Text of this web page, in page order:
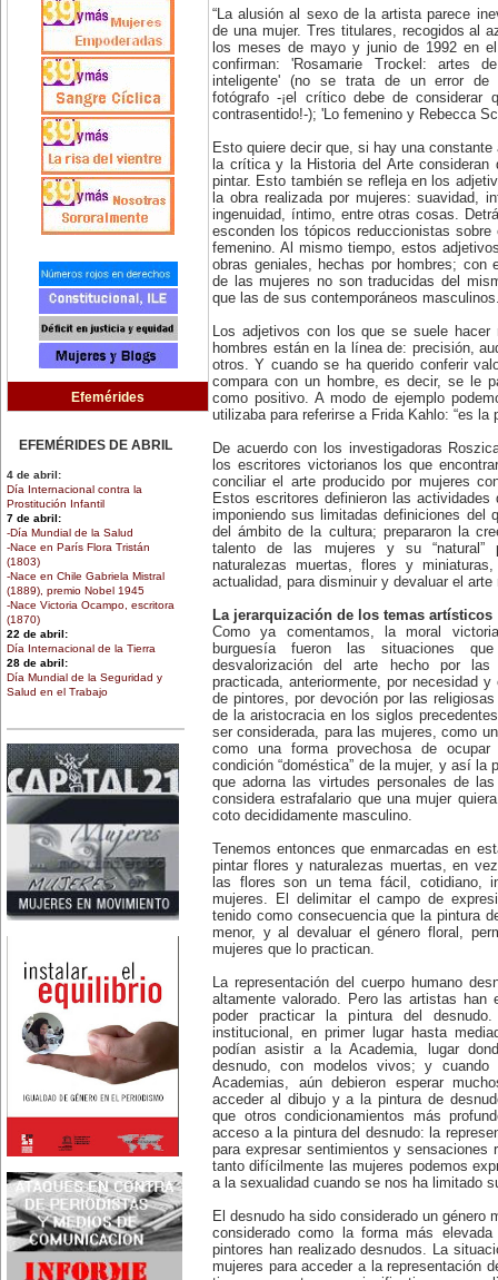
Efemérides
EFEMÉRIDES DE ABRIL
4 de abril:
Día Internacional contra la
Prostitución Infantil
7 de abril:
-Día Mundial de la Salud
-Nace en París Flora Tristán
(1803)
-Nace en Chile Gabriela Mistral
(1889), premio Nobel 1945
-Nace Victoria Ocampo, escritora
(1870)
22 de abril:
Día Internacional de la Tierra
28 de abril:
Día Mundial de la Seguridad y
Salud en el Trabajo
EFEMÉRIDES DE MARZO
1 de marzo:
Nace en Santiago, Chile, la
escritora Mercedes Valenzuela
Alvarez (1924-1993), más
conocida como Mercedes
Valdivieso. En 1961 publica 'La
Brecha', considerada como la
primera novela feminista de
Latinoamérica.
4 de marzo:
En México muere Adelina
Zendejas (1909-1993), periodista,
derechos de las mujeres.
5 de marzo:
En Dijon fallece Gabrielle Suchon
(1703), notable filósofa francesa,
autora del Tratado de la moral y
de la política (1693), la primera
obra explícitamente filosófica
escrita por una mujer en el
8 de marzo:
nace Juana Fernández Morales
(1895-1980), poeta conocida
Ibarbourou, o 'Juana de América'.
Se la considera una de las figuras
clave de la poesía
hispanoamericana
contemporánea.
14 de marzo:
Nace, en la Ciudad de México,
“La alusión al sexo de la artista parece
de una mujer. Tres titulares, recogidos al
los meses de mayo y junio de 1992 en
confirman: 'Rosamarie Trockel: artes
inteligente' (no se trata de un error de
fotógrafo -¡el crítico debe de considerar
contrasentido!-); 'Lo femenino y Rebecca
Esto quiere decir que, si hay una
la crítica y la Historia del Arte consideran
pintar. Esto también se refleja en los
la obra realizada por mujeres: suavidad,
ingenuidad, íntimo, entre otras cosas.
esconden los tópicos reduccionistas
femenino. Al mismo tiempo, estos
obras geniales, hechas por hombres; con
de las mujeres no son traducidas del
que las de sus contemporáneos
Los adjetivos con los que se suele
hombres están en la línea de: precisión,
otros. Y cuando se ha querido conferir
compara con un hombre, es decir, se le
como positivo. A modo de ejemplo
utilizaba para referirse a Frida Kahlo: “es la
De acuerdo con los investigadoras
los escritores victorianos los que
conciliar el arte producido por mujeres
Estos escritores definieron las
imponiendo sus limitadas definiciones del
del ámbito de la cultura; prepararon la
talento de las mujeres y su “natural”
naturalezas muertas, flores y
actualidad, para disminuir y devaluar el arte
La jerarquización de los temas artísticos
Como ya comentamos, la moral
burguesía fueron las situaciones
desvalorización del arte hecho por
practicada, anteriormente, por necesidad
de pintores, por devoción por las
de la aristocracia en los siglos
ser considerada, para las mujeres, como
como una forma provechosa de
condición “doméstica” de la mujer, y así la
que adorna las virtudes personales de
considera estrafalario que una mujer
coto decididamente masculino.
Tenemos entonces que enmarcadas en
pintar flores y naturalezas muertas, en
las flores son un tema fácil, cotidiano,
mujeres. El delimitar el campo de
tenido como consecuencia que la pintura
menor, y al devaluar el género floral,
mujeres que lo practican.
La representación del cuerpo humano
altamente valorado. Pero las artistas han
poder practicar la pintura del
institucional, en primer lugar hasta
podían asistir a la Academia, lugar
desnudo, con modelos vivos; y
Academias, aún debieron esperar
acceder al dibujo y a la pintura de
que otros condicionamientos más
acceso a la pintura del desnudo: la
para expresar sentimientos y sensaciones
tanto difícilmente las mujeres podemos
a la sexualidad cuando se nos ha limitado
El desnudo ha sido considerado un género
considerado como la forma más
pintores han realizado desnudos. La
mujeres para acceder a la representación